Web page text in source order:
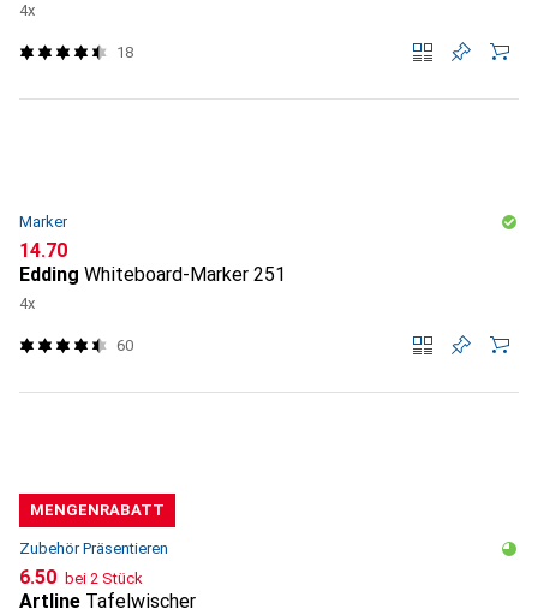
4x
18
Marker
CHF
14.70
Edding Whiteboard-Marker 251
4x
60
MENGENRABATT
Zubehör Präsentieren
CHF
6.50 bei 2 Stück
Artline Tafelwischer